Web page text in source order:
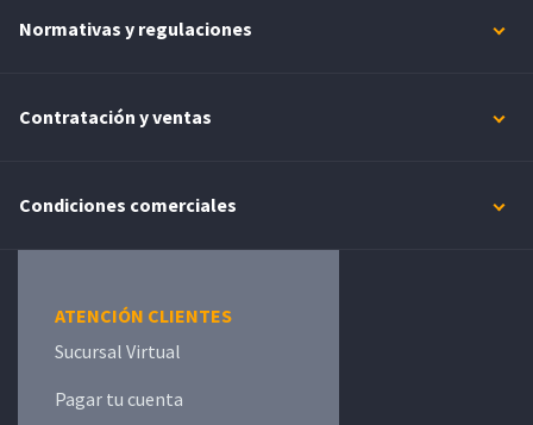
Normativas y regulaciones
Contratación y ventas
Condiciones comerciales
ATENCIÓN CLIENTES
Sucursal Virtual
Pagar tu cuenta